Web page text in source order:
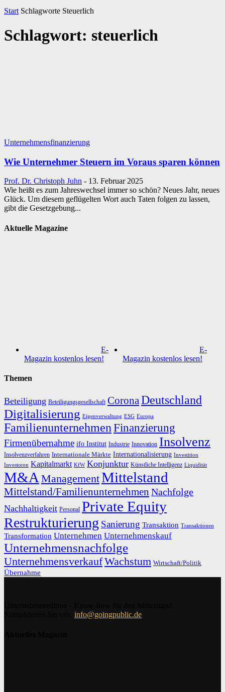
Start Schlagworte Steuerlich
Schlagwort: steuerlich
Unternehmensfinanzierung
Wie Unternehmer Steuern im Voraus sparen können
Prof. Dr. Christoph Juhn - 13. Februar 2025
Wie heißt es zum Jahreswechsel immer so schön? Neues Jahr, neues
Glück. Um diesem geflügelten Wort auch Taten folgen zu lassen,
gibt die Gesetzgebung...
Aktuelle Magazine
E-
Magazin kostenlos lesen!
E-
Magazin kostenlos lesen!
Themen
Beteiligung Beteiligungsgesellschaft CoronaDeutschland
Digitalisierung Eigenverwaltung ESG Europa
FamilienunternehmenFinanzierung
Firmenübernahme ifo Institut Industrie Innovation Insolvenz
Insolvenzverfahren Internationale Märkte Internationalisierung Investition
Investoren Kapitalmarkt KfW Konjunktur Künstliche Intelligenz Liquidität
M&A ManagementMittelstand
Mittelstand/Familienunternehmen Nachfolge
Nachhaltigkeit Personal Private Equity
Restrukturierung Sanierung Transaktion Transaktionen
Transformation Unternehmen Unternehmenskauf
Unternehmensnachfolge
UnternehmensverkaufWachstum Wirtschaft/Politik
Übernahme
info@goingpublic.de